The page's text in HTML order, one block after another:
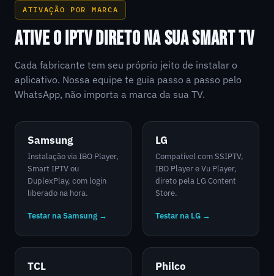
ATIVAÇÃO POR MARCA
ATIVE O IPTV DIRETO NA SUA SMART TV
Cada fabricante tem seu próprio jeito de instalar o
aplicativo. Nossa equipe te guia passo a passo pelo
WhatsApp, não importa a marca da sua TV.
Samsung
Instalação via IBO Player,
Smart IPTV ou
DuplexPlay, com login
liberado na hora.
Testar na Samsung →
LG
Compatível com SSIPTV,
IBO Player e Vu Player,
direto pela LG Content
Store.
Testar na LG →
TCL Philco